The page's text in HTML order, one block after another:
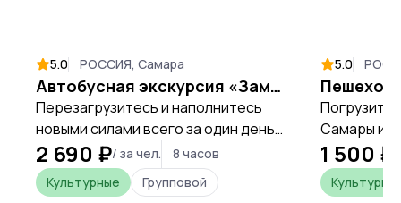
5.0 РОССИЯ, Самара
Автобусная экскурсия «Замок Гарибальди»
Перезагрузитесь и наполнитесь
новыми силами всего за один день,
открывая уникальные места
Самарской области.
2 690 ₽/ за чел.
8 часов
Культурные
Групповой
5.0
Самары и
первый
Сталина.
1 500 ₽